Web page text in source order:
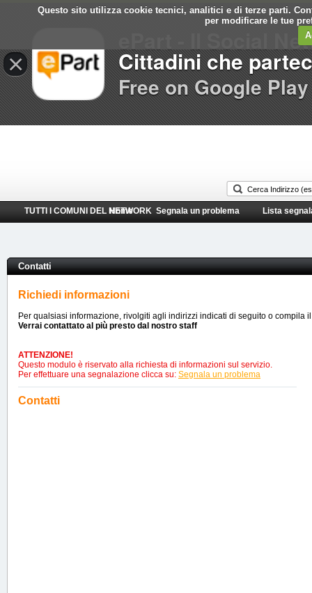
Questo sito utilizza cookie tecnici, analitici e di terze parti.
per modificare le tue
TUTTI I COMUNI DEL NETWORK
Home Segnala un problema Lista
Contatti
Richiedi informazioni
Per qualsiasi informazione, rivolgiti agli indirizzi indicati di seguito o compila
Verrai contattato al più presto dal nostro staff
ATTENZIONE!
Questo modulo è riservato alla richiesta di informazioni sul servizio.
Per effettuare una segnalazione clicca su: Segnala un problema
Contatti
×
ePart - Il Social
Cittadini che
Free on Google Play